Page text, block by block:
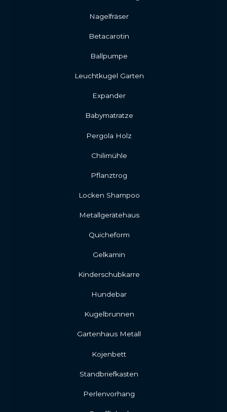
Nagelfräser
Betacarotin
Ballpumpe
Leuchtkugel Garten
Expander
Babymatratze
Pergola Holz
Chilimühle
Pflanztrog
Locken Shampoo
Metallgerätehaus
Quicheform
Gelkamin
Kinderschubkarre
Hundebar
Kugelbrunnen
Gartenhaus Metall
Kojenbett
Standbriefkasten
Perlenvorhang